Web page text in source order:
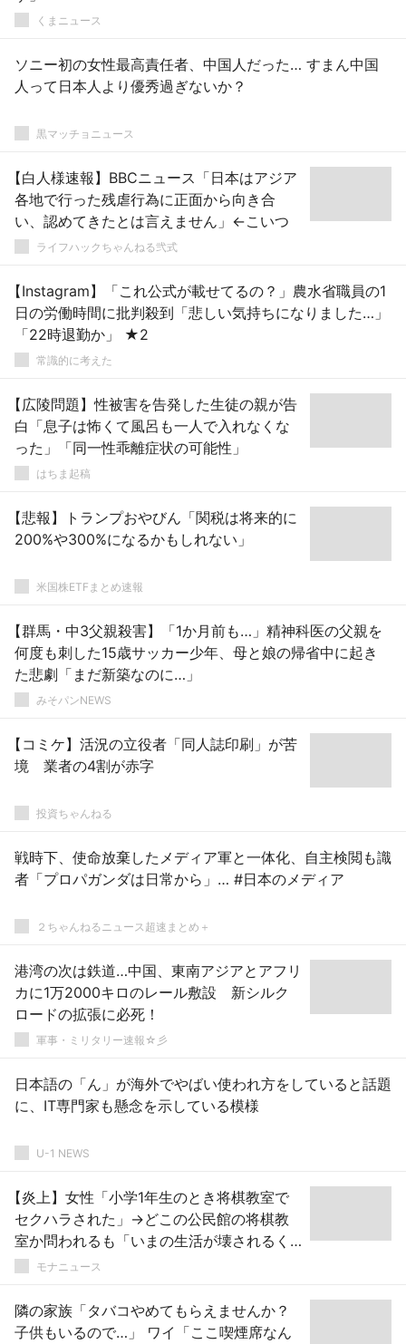
くまニュース
ソニー初の女性最高責任者、中国人だった… すまん中国
人って日本人より優秀過ぎないか？
黒マッチョニュース
【白人様速報】BBCニュース「日本はアジア
各地で行った残虐行為に正面から向き合
い、認めてきたとは言えません」←こいつ
ライフハックちゃんねる弐式
【Instagram】「これ公式が載せてるの？」農水省職員の1
日の労働時間に批判殺到「悲しい気持ちになりました…」
「22時退勤か」 ★2
常識的に考えた
【広陵問題】性被害を告発した生徒の親が告
白「息子は怖くて風呂も一人で入れなくな
った」「同一性乖離症状の可能性」
はちま起稿
【悲報】トランプおやびん「関税は将来的に
200%や300%になるかもしれない」
米国株ETFまとめ速報
【群馬・中3父親殺害】「1か月前も…」精神科医の父親を
何度も刺した15歳サッカー少年、母と娘の帰省中に起き
た悲劇「まだ新築なのに…」
みそパンNEWS
【コミケ】活況の立役者「同人誌印刷」が苦
境 業者の4割が赤字
投資ちゃんねる
戦時下、使命放棄したメディア軍と一体化、自主検閲も識
者「プロパガンダは日常から」… #日本のメディア
２ちゃんねるニュース超速まとめ＋
港湾の次は鉄道…中国、東南アジアとアフリ
カに1万2000キロのレール敷設 新シルク
ロードの拡張に必死！
軍事・ミリタリー速報☆彡
日本語の「ん」が海外でやばい使われ方をしていると話題
に、IT専門家も懸念を示している模様
U-1 NEWS
【炎上】女性「小学1年生のとき将棋教室で
セクハラされた」→どこの公民館の将棋教
室か問われるも「いまの生活が壊されるく
らいなら沈黙を選ぶ」と鍵垢にして逃亡ｗ
モナニュース
隣の家族「タバコやめてもらえませんか？
子供もいるので…」 ワイ「ここ喫煙席なん